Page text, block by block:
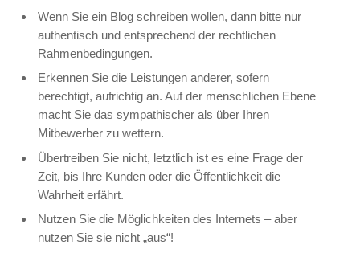
Wenn Sie ein Blog schreiben wollen, dann bitte nur
authentisch und entsprechend der rechtlichen
Rahmenbedingungen.
Erkennen Sie die Leistungen anderer, sofern
berechtigt, aufrichtig an. Auf der menschlichen Ebene
macht Sie das sympathischer als über Ihren
Mitbewerber zu wettern.
Übertreiben Sie nicht, letztlich ist es eine Frage der
Zeit, bis Ihre Kunden oder die Öffentlichkeit die
Wahrheit erfährt.
Nutzen Sie die Möglichkeiten des Internets – aber
nutzen Sie sie nicht „aus“!